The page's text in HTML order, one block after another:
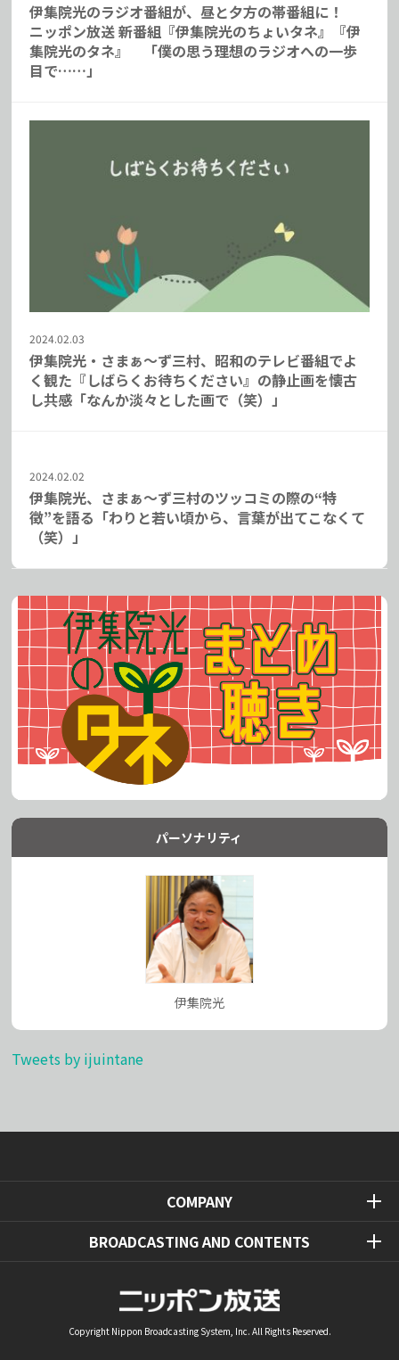
伊集院光のラジオ番組が、昼と夕方の帯番組に！
ニッポン放送 新番組『伊集院光のちょいタネ』『伊
集院光のタネ』 「僕の思う理想のラジオへの一歩
目で……」
2024.02.03
伊集院光・さまぁ～ず三村、昭和のテレビ番組でよ
く観た『しばらくお待ちください』の静止画を懐古
し共感「なんか淡々とした画で（笑）」
2024.02.02
伊集院光、さまぁ～ず三村のツッコミの際の“特
徴”を語る「わりと若い頃から、言葉が出てこなくて
（笑）」
パーソナリティ
伊集院光
Tweets by ijuintane
COMPANY
BROADCASTING AND CONTENTS
Copyright Nippon Broadcasting System, Inc. All Rights Reserved.